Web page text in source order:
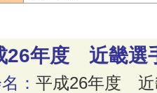
26年度 近畿選
： 平成26年度 近